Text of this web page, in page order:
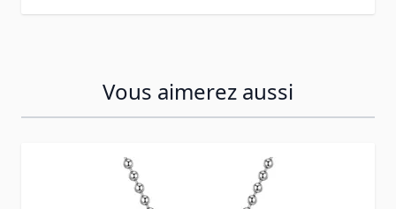
Vous aimerez aussi